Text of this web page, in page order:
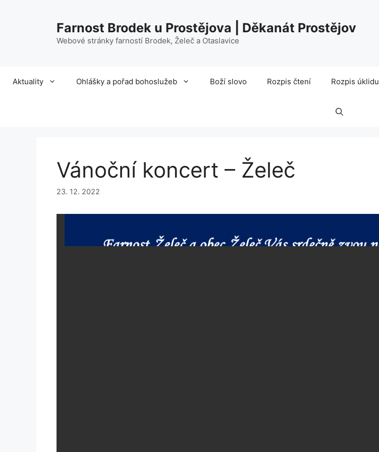
Farnost Brodek u Prostějova | Děkanát Prostějov
Webové stránky farností Brodek, Želeč a Otaslavice
Aktuality Ohlášky a pořad bohoslužeb Boží slovo Rozpis čtení Rozpis úklidu
Vánoční koncert – Želeč
23. 12. 2022